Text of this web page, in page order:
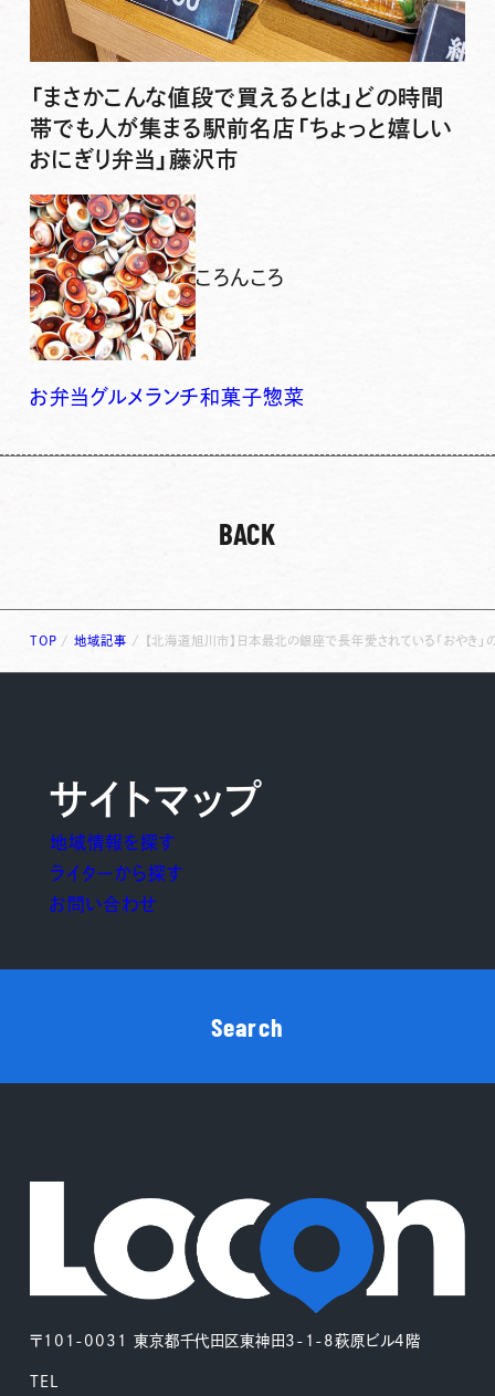
「まさかこんな値段で買えるとは」どの時間
帯でも人が集まる駅前名店「ちょっと嬉しい
おにぎり弁当」藤沢市
ころんころ
お弁当グルメ ランチ和菓子惣菜
BACK
TOP /地域記事 / 【北海道旭川市】日本最北の銀座で長年愛されている「おやき」
〒101-0031 東京都千代田区東神田3-1-8萩原ビル4階
TEL
サイトマップ
地域情報を探す
ライターから探す
お問い合わせ
Search